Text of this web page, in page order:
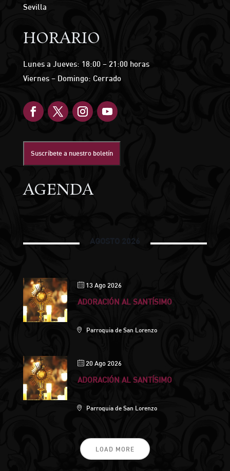
Sevilla
HORARIO
Lunes a Jueves: 18:00 – 21:00 horas
Viernes – Domingo: Cerrado
Suscríbete a nuestro boletín
AGENDA
AGOSTO 2026
13 Ago 2026
ADORACIÓN AL SANTÍSIMO
Parroquia de San Lorenzo
20 Ago 2026
ADORACIÓN AL SANTÍSIMO
Parroquia de San Lorenzo
LOAD MORE